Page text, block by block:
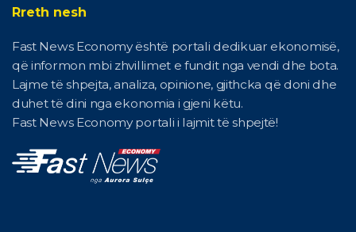
Rreth nesh
Fast News Economy është portali dedikuar ekonomisë,
që informon mbi zhvillimet e fundit nga vendi dhe bota.
Lajme të shpejta, analiza, opinione, gjithcka që doni dhe
duhet të dini nga ekonomia i gjeni këtu.
Fast News Economy portali i lajmit të shpejtë!